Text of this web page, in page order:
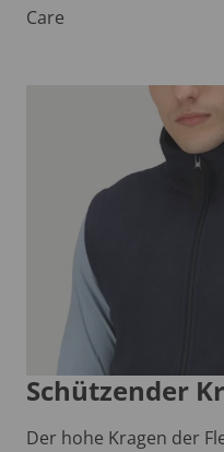
Care
Schützender
Der hohe Kragen der